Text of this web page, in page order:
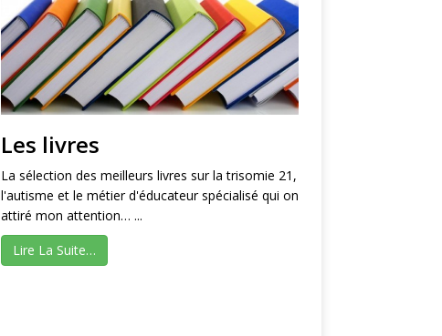
Les livres
La sélection des meilleurs livres sur la trisomie 21,
l'autisme et le métier d'éducateur spécialisé qui on
attiré mon attention… ...
Lire La Suite…